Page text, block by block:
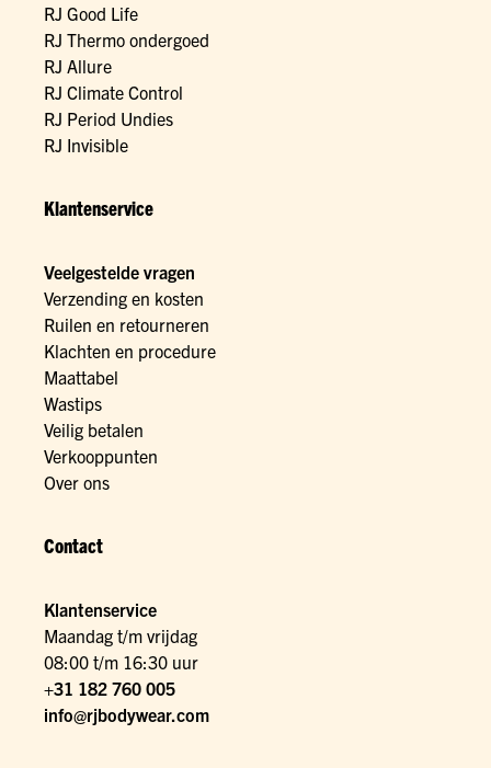
RJ Good Life
RJ Thermo ondergoed
RJ Allure
RJ Climate Control
RJ Period Undies
RJ Invisible
Klantenservice
Veelgestelde vragen
Verzending en kosten
Ruilen en retourneren
Klachten en procedure
Maattabel
Wastips
Veilig betalen
Verkooppunten
Over ons
Contact
Klantenservice
Maandag t/m vrijdag
08:00 t/m 16:30 uur
+31 182 760 005
info@rjbodywear.com